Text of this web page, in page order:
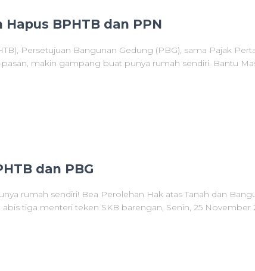
BPHTB dan PPN
Persetujuan Bangunan Gedung (PBG), sama Pajak
makin gampang buat punya rumah sendiri. Bantu
dan PBG
rumah sendiri! Bea Perolehan Hak atas Tanah dan
tiga menteri teken SKB barengan, Senin, 25 November